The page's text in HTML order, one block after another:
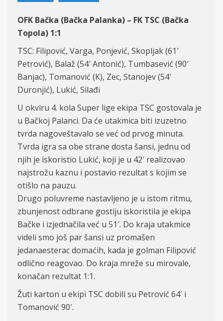
OFK Bačka (Bačka Palanka) – FK TSC (Bačka
Topola) 1:1
TSC: Filipović, Varga, Ponjević, Skopljak (61′
Petrović), Balaž (54′ Antonić), Tumbasević (90′
Banjac), Tomanović (K), Zec, Stanojev (54′
Duronjić), Lukić, Silađi
U okviru 4. kola Super lige ekipa TSC gostovala je
u Bačkoj Palanci. Da će utakmica biti izuzetno
tvrda nagoveštavalo se već od prvog minuta.
Tvrda igra sa obe strane dosta šansi, jednu od
njih je iskoristio Lukić, koji je u 42′ realizovao
najstrožu kaznu i postavio rezultat s kojim se
otišlo na pauzu.
Drugo poluvreme nastavljeno je u istom ritmu,
zbunjenost odbrane gostiju iskoristila je ekipa
Bačke i izjednačila već u 51′. Do kraja utakmice
videli smo još par šansi uz promašen
jedanaesterac domaćih, kada je golman Filipović
odlično reagovao. Do kraja mreže su mirovale,
konačan rezultat 1:1.
Žuti karton u ekipi TSC dobili su Petrović 64′ i
Tomanović 90′.